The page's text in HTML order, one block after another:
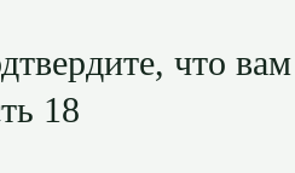
что вам
18